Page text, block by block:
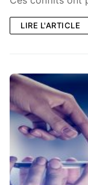
LIRE L'ARTICLE